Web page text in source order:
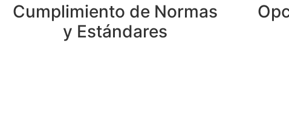
Cumplimiento de Normas
y Estándares